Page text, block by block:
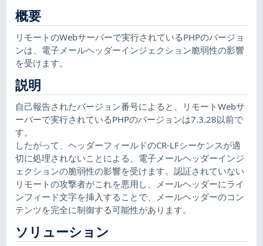
概要
リモートのWebサーバーで実行されているPHPのバージョ
ンは、電子メールヘッダーインジェクション脆弱性の影響
を受けます。
説明
自己報告されたバージョン番号によると、リモートWebサ
ーバーで実行されているPHPのバージョンは7.3.28以前で
す。
したがって、ヘッダーフィールドのCR-LFシーケンスが適
切に処理されないことによる、電子メールヘッダーインジ
ェクションの脆弱性の影響を受けます。認証されていない
リモートの攻撃者がこれを悪用し、メールヘッダーにライ
ンフィード文字を挿入することで、メールヘッダーのコン
テンツを完全に制御する可能性があります。
ソリューション